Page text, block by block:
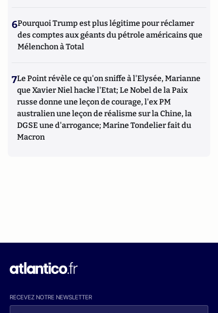
6Pourquoi Trump est plus légitime pour réclamer
des comptes aux géants du pétrole américains que
Mélenchon à Total
7Le Point révèle ce qu'on sniffe à l'Elysée, Marianne
que Xavier Niel hacke l'Etat; Le Nobel de la Paix
russe donne une leçon de courage, l'ex PM
australien une leçon de réalisme sur la Chine, la
DGSE une d'arrogance; Marine Tondelier fait du
Macron
RECEVEZ NOTRE NEWSLETTER